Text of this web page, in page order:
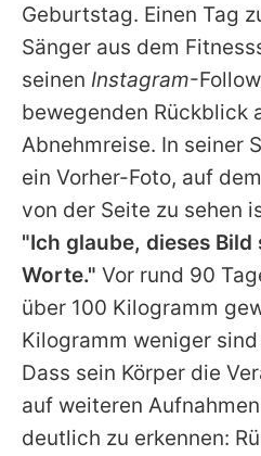
Utiq
Geburtstag. Einen Tag
Sänger aus dem
seinen Instagram-
bewegenden Rückblick
Abnehmreise. In seiner
ein Vorher-Foto, auf
von der Seite zu sehen
"Ich glaube, dieses
Worte." Vor rund 90
über 100 Kilogramm
Kilogramm weniger
Dass sein Körper die
auf weiteren
deutlich zu erkennen: